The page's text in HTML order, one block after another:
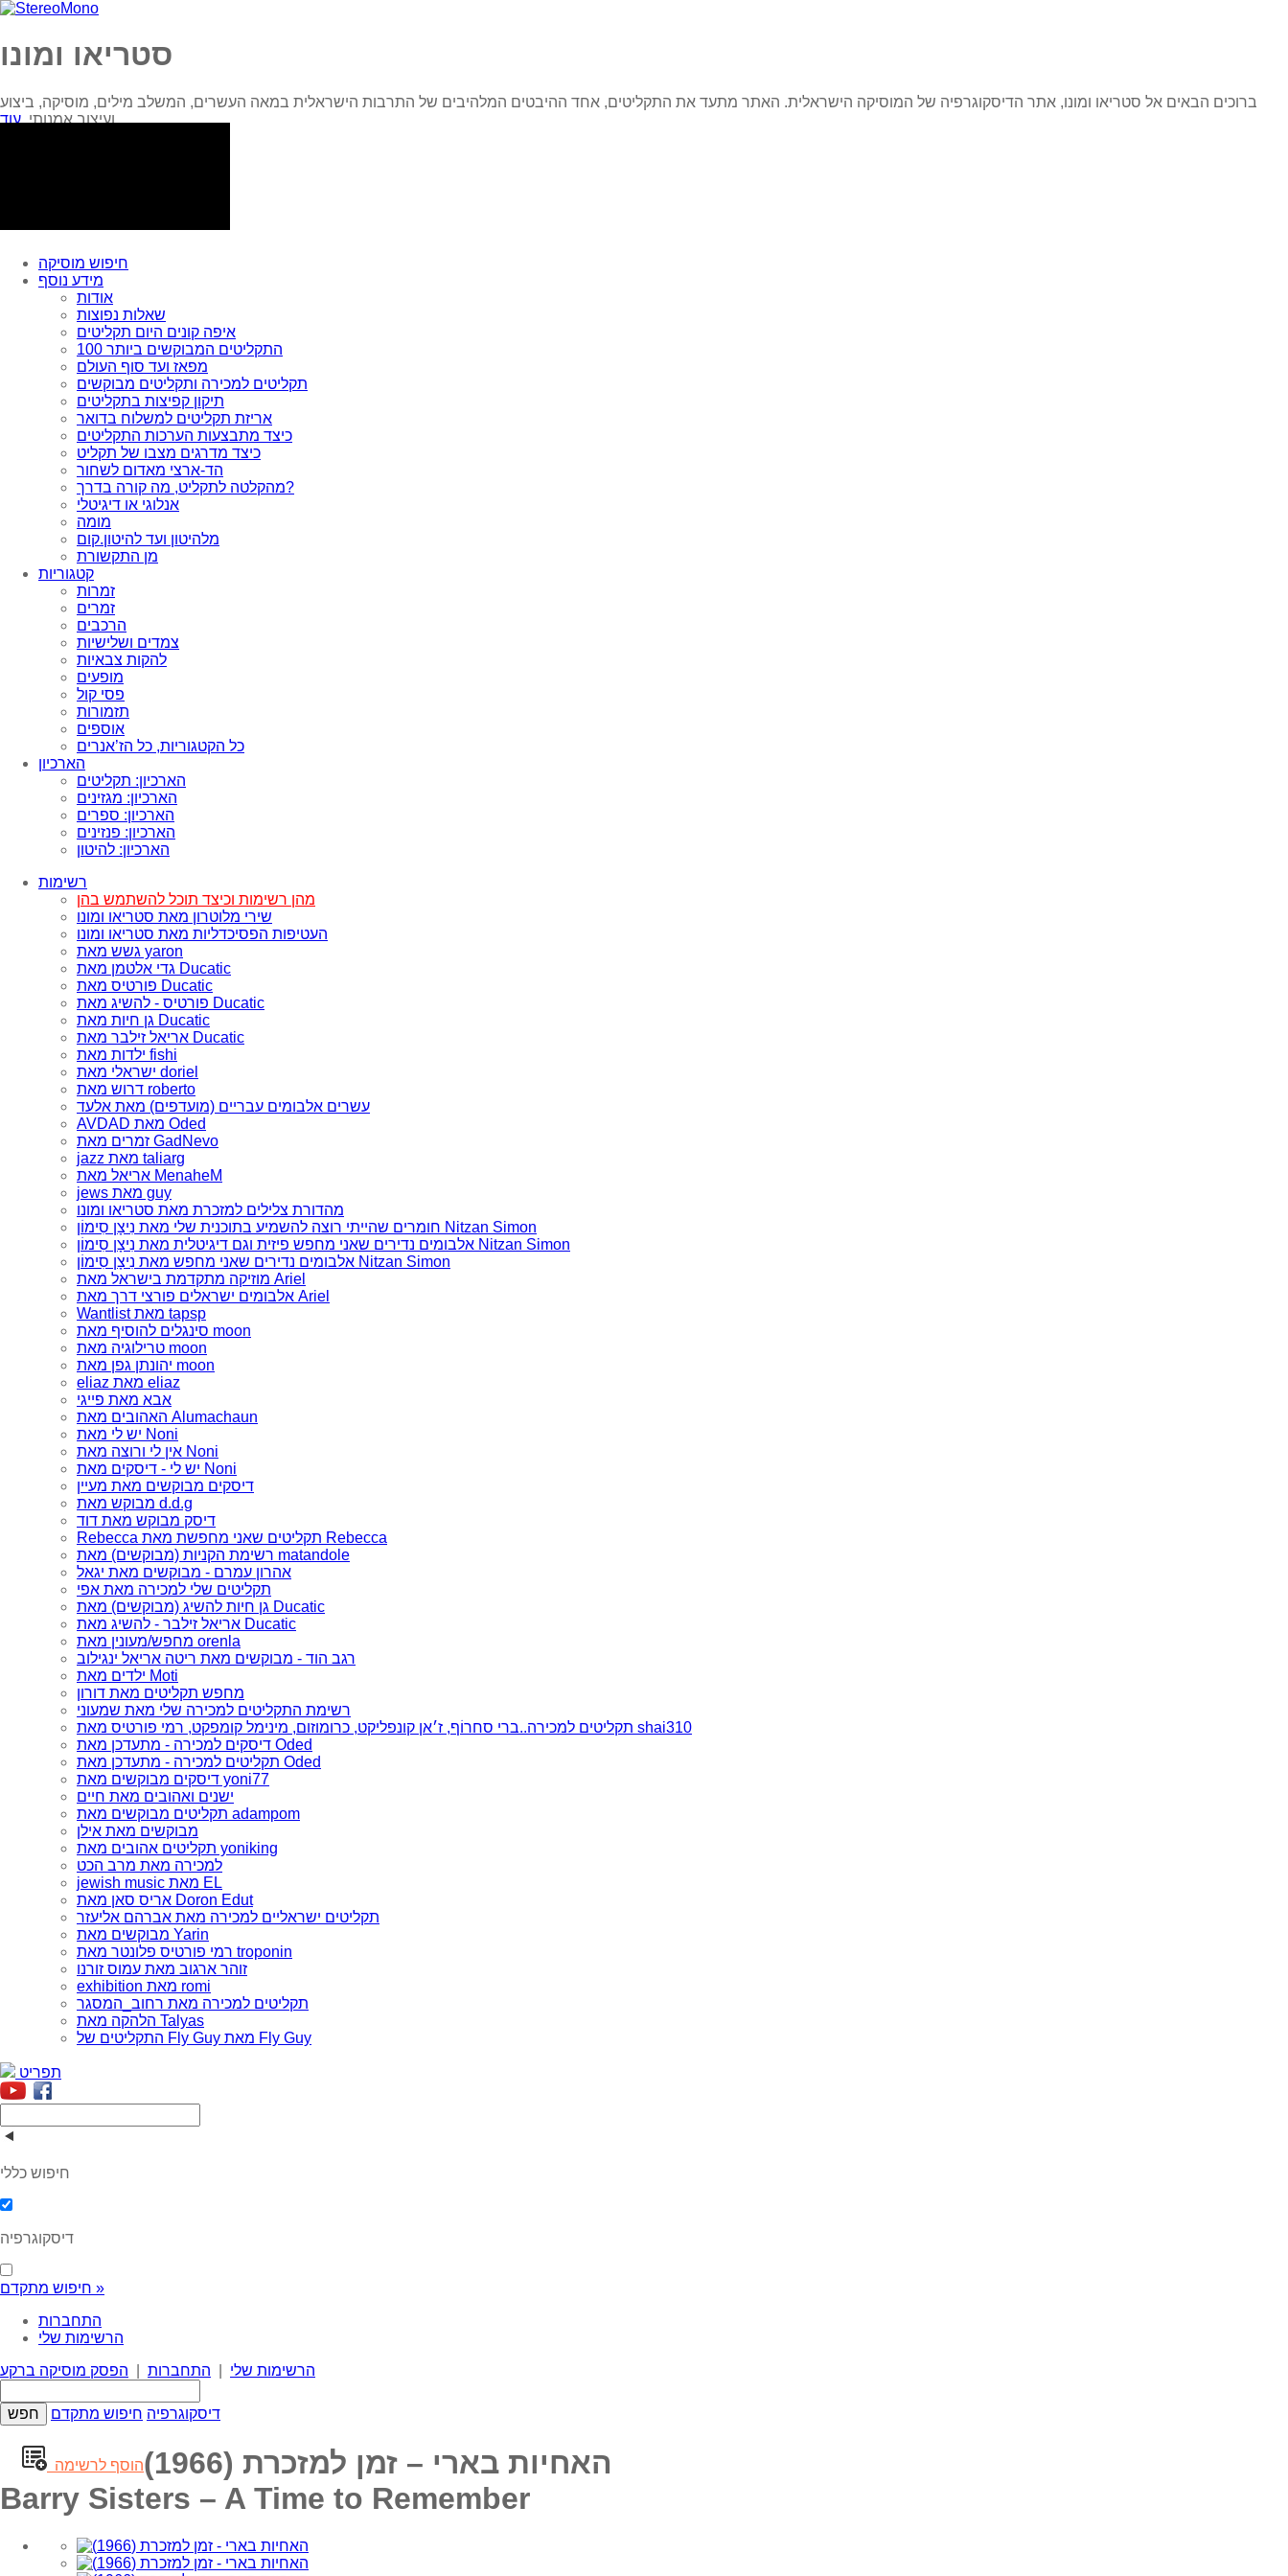
סטריאו ומונו
ברוכים הבאים אל סטריאו ומונו, אתר הדיסקוגרפיה של המוסיקה הישראלית. האתר מתעד את התקליטים, אחד ההיבטים המלהיבים של התרבות הישראלית במאה העשרים, המשלב מילים, מוסיקה, ביצוע
ועיצוב אמנותי.עוד...
חיפוש מוסיקה
מידע נוסף
אודות
שאלות נפוצות
איפה קונים היום תקליטים
100 התקליטים המבוקשים ביותר
מפאז ועד סוף העולם
תקליטים למכירה ותקליטים מבוקשים
תיקון קפיצות בתקליטים
אריזת תקליטים למשלוח בדואר
כיצד מתבצעות הערכות התקליטים
כיצד מדרגים מצבו של תקליט
הד-ארצי מאדום לשחור
מהקלטה לתקליט, מה קורה בדרך?
אנלוגי או דיגיטלי
מומה
מלהיטון ועד להיטון.קום
מן התקשורת
קטגוריות
זמרות
זמרים
הרכבים
צמדים ושלישיות
להקות צבאיות
מופעים
פסי קול
תזמורות
אוספים
כל הקטגוריות, כל הז’אנרים
הארכיון
הארכיון: תקליטים
הארכיון: מגזינים
הארכיון: ספרים
הארכיון: פנזינים
הארכיון: להיטון
רשימות
מהן רשימות וכיצד תוכל להשתמש בהן
שירי מלוטרון מאת סטריאו ומונו
העטיפות הפסיכדליות מאת סטריאו ומונו
גשש מאת yaron
גדי אלטמן מאת Ducatic
פורטיס מאת Ducatic
פורטיס - להשיג מאת Ducatic
גן חיות מאת Ducatic
אריאל זילבר מאת Ducatic
ילדות מאת fishi
ישראלי מאת doriel
דרוש מאת roberto
עשרים אלבומים עבריים (מועדפים) מאת אלעד
AVDAD מאת Oded
זמרים מאת GadNevo
jazz מאת taliarg
אריאל מאת MenaheM
jews מאת guy
מהדורת צלילים למזכרת מאת סטריאו ומונו
חומרים שהייתי רוצה להשמיע בתוכנית שלי מאת נִיצָן סִימוֹן Nitzan Simon
אלבומים נדירים שאני מחפש פיזית וגם דיגיטלית מאת נִיצָן סִימוֹן Nitzan Simon
אלבומים נדירים שאני מחפש מאת נִיצָן סִימוֹן Nitzan Simon
מוזיקה מתקדמת בישראל מאת Ariel
אלבומים ישראלים פורצי דרך מאת Ariel
Wantlist מאת tapsp
סינגלים להוסיף מאת moon
טרילוגיה מאת moon
יהונתן גפן מאת moon
eliaz מאת eliaz
אבא מאת פייגי
האהובים מאת Alumachaun
יש לי מאת Noni
אין לי ורוצה מאת Noni
יש לי - דיסקים מאת Noni
דיסקים מבוקשים מאת מעיין
מבוקש מאת d.d.g
דיסק מבוקש מאת דוד
Rebecca תקליטים שאני מחפשת מאת Rebecca
רשימת הקניות (מבוקשים) מאת matandole
אהרון עמרם - מבוקשים מאת יגאל
תקליטים שלי למכירה מאת אפי
גן חיות להשיג (מבוקשים) מאת Ducatic
אריאל זילבר - להשיג מאת Ducatic
מחפש/מעונין מאת orenla
רגב הוד - מבוקשים מאת ריטה אריאל ינגילוב
ילדים מאת Moti
מחפש תקליטים מאת דורון
רשימת התקליטים למכירה שלי מאת שמעוני
תקליטים למכירה..ברי סחרוֹף, ז׳אן קונפליקט, כרומוזום, מינימל קומפקט, רמי פורטיס מאת shai310
דיסקים למכירה - מתעדכן מאת Oded
תקליטים למכירה - מתעדכן מאת Oded
דיסקים מבוקשים מאת yoni77
ישנים ואהובים מאת חיים
תקליטים מבוקשים מאת adampom
מבוקשים מאת אילן
תקליטים אהובים מאת yoniking
למכירה מאת מרב הכט
jewish music מאת EL
אריס סאן מאת Doron Edut
תקליטים ישראליים למכירה מאת אברהם אליעזר
מבוקשים מאת Yarin
רמי פורטיס פלונטר מאת troponin
זוהר ארגוב מאת עמוס זורנו
exhibition מאת romi
תקליטים למכירה מאת רחוב_המסגר
הלהקה מאת Talyas
התקליטים של Fly Guy מאת Fly Guy
תפריט
חיפוש כללי
חיפוש מתקדם »
התחברות
הרשימות שלי
הרשימות שלי
התחברות הפסק מוסיקה ברקע
דיסקוגרפיה חיפוש מתקדם
הוסף לרשימה
האחיות בארי – זמן למזכרת (1966)
Barry Sisters – A Time to Remember